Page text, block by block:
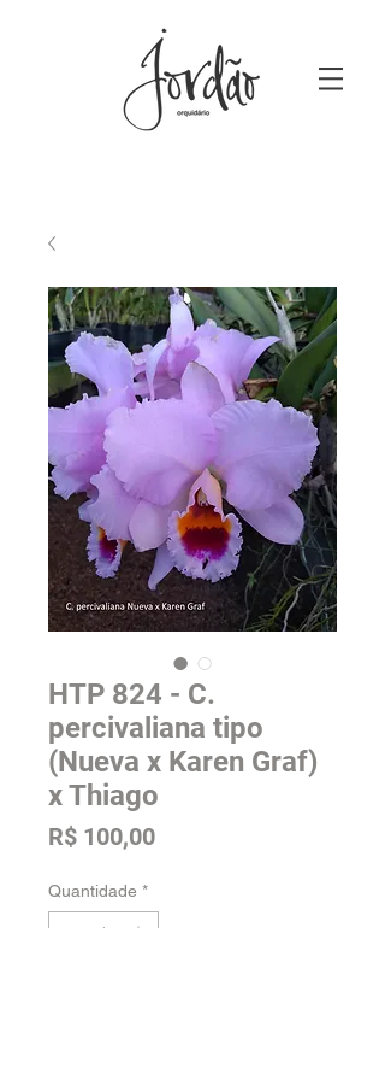
HTP 824 - C.
percivaliana tipo
(Nueva x Karen Graf)
x Thiago
R$ 100,00Preço
Quantidade *